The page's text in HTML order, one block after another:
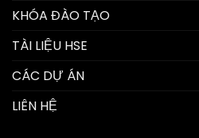
KHÓA ĐÀO TẠO
TÀI LIỆU HSE
CÁC DỰ ÁN
LIÊN HỆ